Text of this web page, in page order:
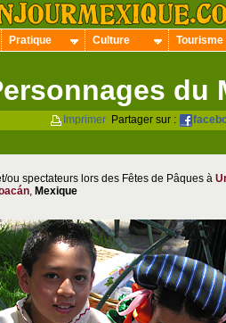
Pratique Culture Tourisme
du
Imprimer Partager sur :
ou spectateurs lors des Fêtes de Pâques à
, Mexique